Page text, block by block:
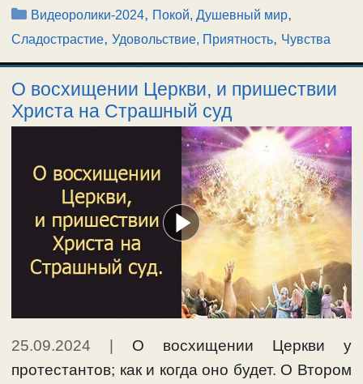
Рубрики
Видеоролики-2024, Покой, Душевный мир,
Сладострастие, Удовольствие, Приятность, Чувства
О восхищении Церкви, и пришествии
Христа на Страшный суд
25.09.2024 | О восхищении Церкви у
протестантов; как и когда оно будет. О Втором